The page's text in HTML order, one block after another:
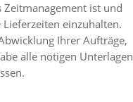
ist und
einzuhalten.
Ihrer Aufträge,
alle nötigen Unterlagen